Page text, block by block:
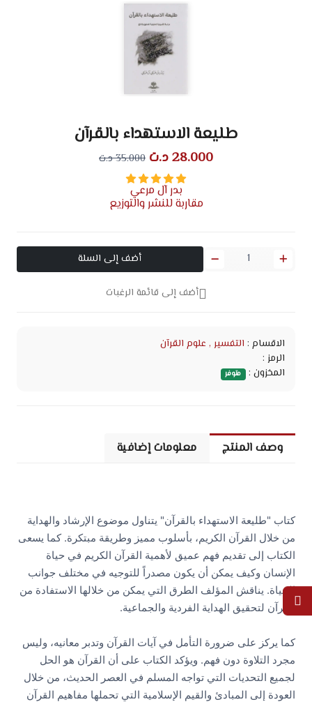
طليعة الاستهداء بالقرآن
28.000 د.ت 35.000 د.ت
بدر آل مرعي
مقاربة للنشر والتوزيع
أضف إلى السلة
أضف إلى قائمة الرغبات
الاقسام : التفسير , علوم القرآن
الرمز :
المخزون :
متوفر
وصف المنتج معلومات إضافية
كتاب "طليعة الاستهداء بالقرآن" يتناول موضوع الإرشاد والهداية
من خلال القرآن الكريم، بأسلوب مميز وطريقة مبتكرة. كما يسعى
الكتاب إلى تقديم فهم عميق لأهمية القرآن الكريم في حياة
الإنسان وكيف يمكن أن يكون مصدراً للتوجيه في مختلف جوانب
الحياة. يناقش المؤلف الطرق التي يمكن من خلالها الاستفادة من
القرآن لتحقيق الهداية الفردية والجماعية.
كما يركز على ضرورة التأمل في آيات القرآن وتدبر معانيه، وليس
مجرد التلاوة دون فهم. ويؤكد الكتاب على أن القرآن هو الحل
لجميع التحديات التي تواجه المسلم في العصر الحديث، من خلال
العودة إلى المبادئ والقيم الإسلامية التي تحملها مفاهيم القرآن